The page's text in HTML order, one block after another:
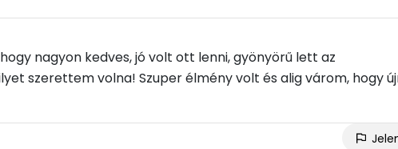
nagyon kedves, jó volt ott lenni, gyönyörű lett az
szerettem volna! Szuper élmény volt és alig várom, hogy